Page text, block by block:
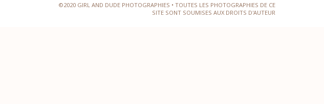
©2020 GIRL AND DUDE PHOTOGRAPHIES • TOUTES LES PHOTOGRAPHIES DE CE
SITE SONT SOUMISES AUX DROITS D'AUTEUR